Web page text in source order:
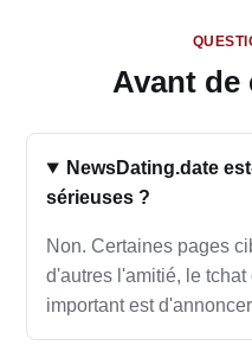
Avant de
NewsDating.date
sérieuses ?
Non. Certaines pages
d'autres l'amitié, le
important est